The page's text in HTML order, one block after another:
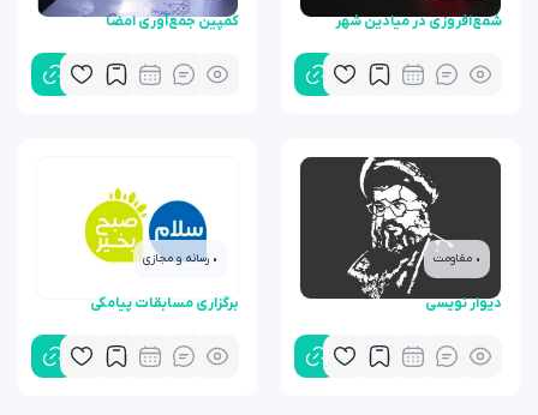
شمع‌افروزی در میادین شهر کمپین جمع‌آوری امضا
• مقاومت
دیوار نویسی
• رسانه و مجازی
برگزاری مسابقات پیامکی